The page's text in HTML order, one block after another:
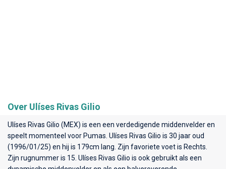
Over Ulíses Rivas Gilio
Ulíses Rivas Gilio (MEX) is een een verdedigende middenvelder en
speelt momenteel voor Pumas . Ulíses Rivas Gilio is 30 jaar oud
(1996/01/25) en hij is 179cm lang. Zijn favoriete voet is Rechts.
Zijn rugnummer is 15. Ulíses Rivas Gilio is ook gebruikt als een